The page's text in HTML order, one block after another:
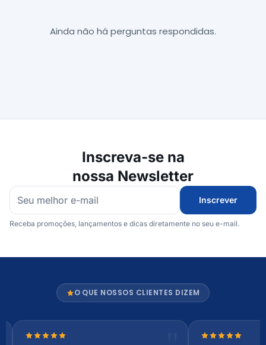
Ainda não há perguntas respondidas.
Inscreva-se na
nossa Newsletter
Inscrever
Receba promoções, lançamentos e dicas diretamente no seu e-mail.
O QUE NOSSOS CLIENTES DIZEM
Nota 5 de 5 estrelas Nota 5 de 5